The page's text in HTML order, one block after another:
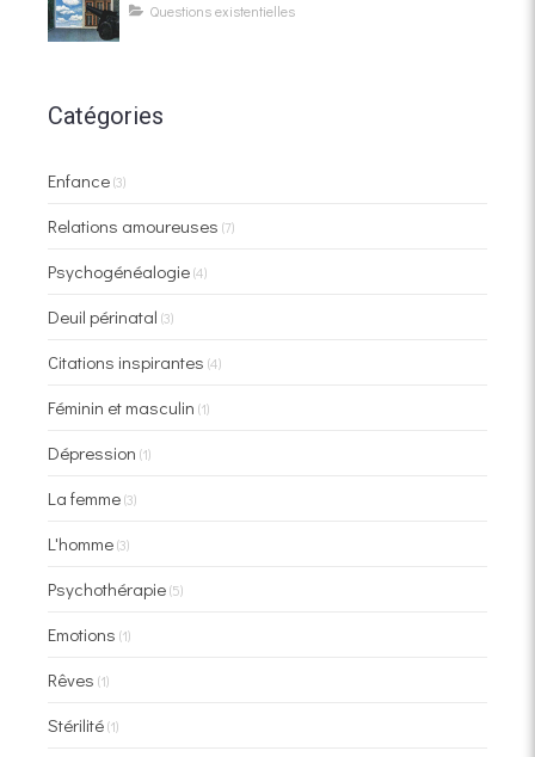
Questions existentielles
Catégories
Enfance(3)
Relations amoureuses (7)
Psychogénéalogie(4)
Deuil périnatal (3)
Citations inspirantes (4)
Féminin et masculin (1)
Dépression (1)
La femme(3)
L'homme(3)
Psychothérapie(5)
Emotions (1)
Rêves (1)
Stérilité(1)